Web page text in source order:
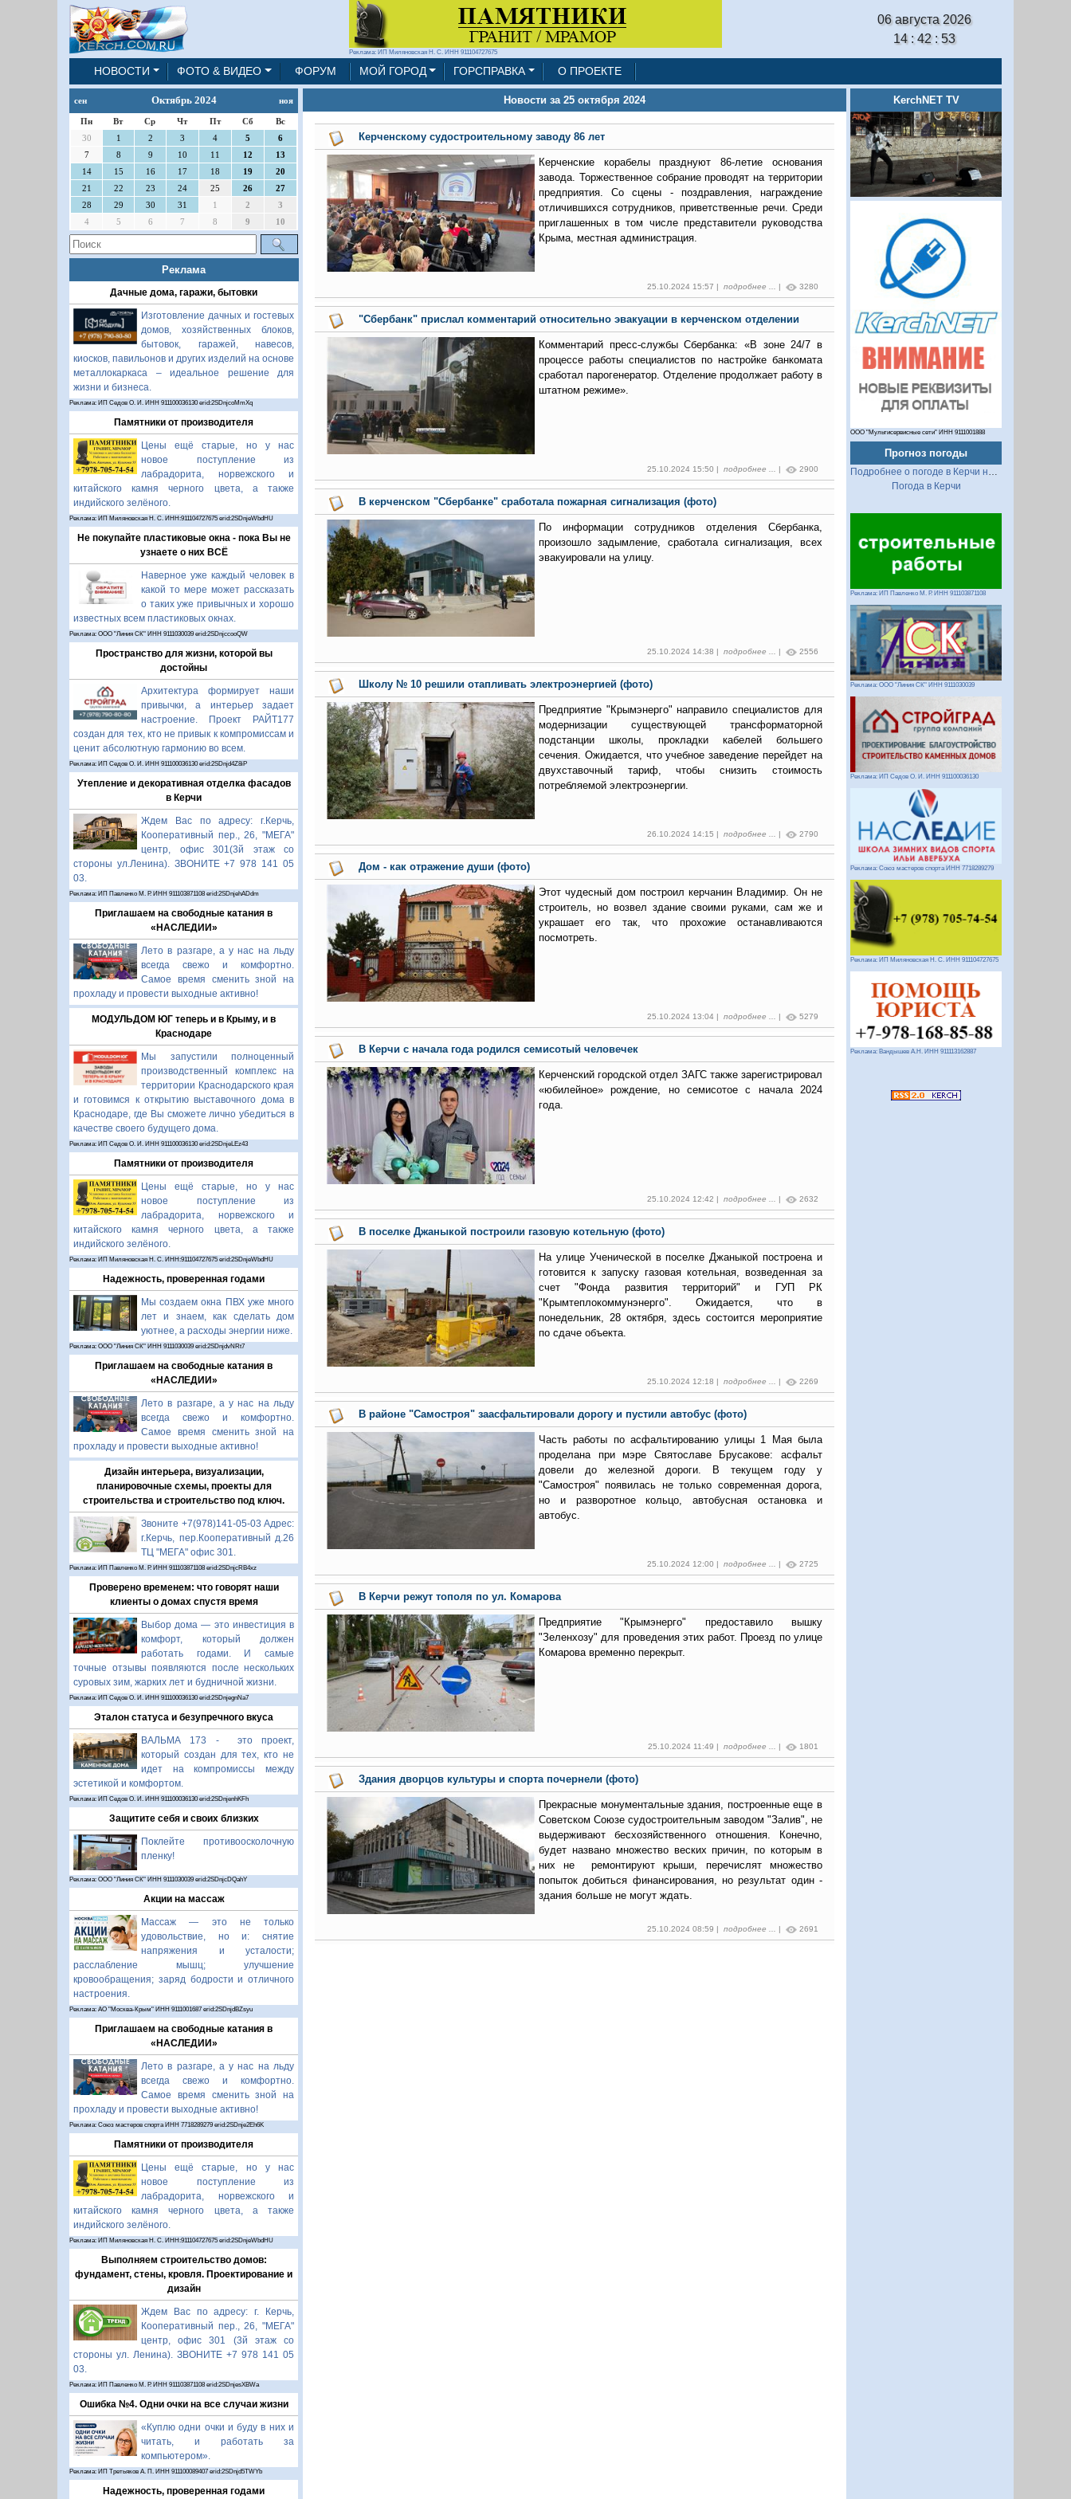
Реклама: ИП Миляновская Н. С. ИНН 911104727675
06 августа 2026
14 : 42 : 54
НОВОСТИ ФОТО & ВИДЕО ФОРУМ МОЙ ГОРОД ГОРСПРАВКА О ПРОЕКТЕ
сен Октябрь 2024 ноя
Пн Вт Ср Чт Пт Сб
Вс
30
1 2 3 4 5
6
7
8 9 10 11 12
13
14
15 16 17 18 19
20
21
22 23 24 25 26
27
28
29 30 31 1 2
3
4
5 6 7 8 9 10
Реклама
Дачные дома, гаражи, бытовки
Изготовление дачных и гостевых
домов, хозяйственных блоков,
бытовок, гаражей, навесов,
киосков, павильонов и других изделий на основе
металлокаркаса – идеальное решение для
жизни и бизнеса.
Реклама: ИП Седов О. И. ИНН 911100036130 erid:2SDnjcoMmXq
Памятники от производителя
Цены ещё старые, но у нас
новое поступление из
лабрадорита, норвежского и
китайского камня черного цвета, а также
индийского зелёного.
Реклама: ИП Миляновская Н. С. ИНН:911104727675 erid:2SDnjeWbdHU
Не покупайте пластиковые окна - пока Вы не
узнаете о них ВСЁ
Наверное уже каждый человек в
какой то мере может рассказать
о таких уже привычных и хорошо
известных всем пластиковых окнах.
Реклама: ООО "Линия СК" ИНН 9111030039 erid:2SDnjccooQW
Пространство для жизни, которой вы
достойны
Архитектура формирует наши
привычки, а интерьер задает
настроение. Проект РАЙТ177
создан для тех, кто не привык к компромиссам и
ценит абсолютную гармонию во всем.
Реклама: ИП Седов О. И. ИНН 911100036130 erid:2SDnjd4Z8iP
Утепление и декоративная отделка фасадов
в Керчи
Ждем Вас по адресу: г.Керчь,
Кооперативный пер., 26, "МЕГА"
центр, офис 301(3й этаж со
стороны ул.Ленина). ЗВОНИТЕ +7 978 141 05
03.
Реклама: ИП Павленко М. Р. ИНН 911103871108 erid:2SDnjehADdm
Приглашаем на свободные катания в
«НАСЛЕДИИ»
Лето в разгаре, а у нас на льду
всегда свежо и комфортно.
Самое время сменить зной на
прохладу и провести выходные активно!
МОДУЛЬДОМ ЮГ теперь и в Крыму, и в
Краснодаре
Мы запустили полноценный
производственный комплекс на
территории Краснодарского края
и готовимся к открытию выставочного дома в
Краснодаре, где Вы сможете лично убедиться в
качестве своего будущего дома.
Реклама: ИП Седов О. И. ИНН 911100036130 erid:2SDnjeLEz43
Памятники от производителя
Цены ещё старые, но у нас
новое поступление из
лабрадорита, норвежского и
китайского камня черного цвета, а также
индийского зелёного.
Реклама: ИП Миляновская Н. С. ИНН:911104727675 erid:2SDnjeWbdHU
Надежность, проверенная годами
Мы создаем окна ПВХ уже много
лет и знаем, как сделать дом
уютнее, а расходы энергии ниже.
Реклама: ООО "Линия СК" ИНН 9111030039 erid:2SDnjdvNRt7
Приглашаем на свободные катания в
«НАСЛЕДИИ»
Лето в разгаре, а у нас на льду
всегда свежо и комфортно.
Самое время сменить зной на
прохладу и провести выходные активно!
Дизайн интерьера, визуализации,
планировочные схемы, проекты для
строительства и строительство под ключ.
Звоните +7(978)141-05-03 Адрес:
г.Керчь, пер.Кооперативный д.26
ТЦ "МЕГА" офис 301.
Реклама: ИП Павленко М. Р. ИНН 911103871108 erid:2SDnjcRB4xz
Проверено временем: что говорят наши
клиенты о домах спустя время
Выбор дома — это инвестиция в
комфорт, который должен
работать годами. И самые
точные отзывы появляются после нескольких
суровых зим, жарких лет и будничной жизни.
Реклама: ИП Седов О. И. ИНН 911100036130 erid:2SDnjegnNa7
Эталон статуса и безупречного вкуса
ВАЛЬМА 173 - это проект,
который создан для тех, кто не
идет на компромиссы между
эстетикой и комфортом.
Реклама: ИП Седов О. И. ИНН 911100036130 erid:2SDnjenhKFh
Защитите себя и своих близких
Поклейте противоосколочную
пленку!
Реклама: ООО "Линия СК" ИНН 9111030039 erid:2SDnjcDQahY
Акции на массаж
Массаж — это не только
удовольствие, но и: снятие
напряжения и усталости;
расслабление мышц; улучшение
кровообращения; заряд бодрости и отличного
настроения.
Реклама: АО "Москва-Крым" ИНН 9111001687 erid:2SDnjdBZsyu
Приглашаем на свободные катания в
«НАСЛЕДИИ»
Лето в разгаре, а у нас на льду
всегда свежо и комфортно.
Самое время сменить зной на
прохладу и провести выходные активно!
Реклама: Союз мастеров спорта ИНН 7718289279 erid:2SDnje2Eh6K
Памятники от производителя
Цены ещё старые, но у нас
новое поступление из
лабрадорита, норвежского и
китайского камня черного цвета, а также
индийского зелёного.
Реклама: ИП Миляновская Н. С. ИНН:911104727675 erid:2SDnjeWbdHU
Выполняем строительство домов:
фундамент, стены, кровля. Проектирование и
дизайн
Ждем Вас по адресу: г. Керчь,
Кооперативный пер., 26, "МЕГА"
центр, офис 301 (3й этаж со
стороны ул. Ленина). ЗВОНИТЕ +7 978 141 05
03.
Реклама: ИП Павленко М. Р. ИНН 911103871108 erid:2SDnjesXBWa
Ошибка №4. Одни очки на все случаи жизни
«Куплю одни очки и буду в них и
читать, и работать за
компьютером».
Реклама: ИП Третьяков А. П. ИНН 911100089407 erid:2SDnjd5TWYb
Надежность, проверенная годами
Новости за 25 октября 2024
Керченскому судостроительному заводу 86 лет
Керченские корабелы празднуют 86-летие основания
завода. Торжественное собрание проводят на территории
предприятия. Со сцены - поздравления, награждение
отличившихся сотрудников, приветственные речи. Среди
приглашенных в том числе представители руководства
Крыма, местная администрация.
25.10.2024 15:57 | подробнее ... | 3280
"Сбербанк" прислал комментарий относительно эвакуации в керченском отделении
Комментарий пресс-службы Сбербанка: «В зоне 24/7 в
процессе работы специалистов по настройке банкомата
сработал парогенератор. Отделение продолжает работу в
штатном режиме».
25.10.2024 15:50 | подробнее ... | 2900
В керченском "Сбербанке" сработала пожарная сигнализация (фото)
По информации сотрудников отделения Сбербанка,
произошло задымление, сработала сигнализация, всех
эвакуировали на улицу.
25.10.2024 14:38 | подробнее ... | 2556
Школу № 10 решили отапливать электроэнергией (фото)
Предприятие "Крымэнерго" направило специалистов для
модернизации существующей трансформаторной
подстанции школы, прокладки кабелей большего
сечения. Ожидается, что учебное заведение перейдет на
двухставочный тариф, чтобы снизить стоимость
потребляемой электроэнергии.
26.10.2024 14:15 | подробнее ... | 2790
Дом - как отражение души (фото)
Этот чудесный дом построил керчанин Владимир. Он не
строитель, но возвел здание своими руками, сам же и
украшает его так, что прохожие останавливаются
посмотреть.
25.10.2024 13:04 | подробнее ... | 5279
В Керчи с начала года родился семисотый человечек
Керченский городской отдел ЗАГС также зарегистрировал
«юбилейное» рождение, но семисотое с начала 2024
года.
25.10.2024 12:42 | подробнее ... | 2632
В поселке Джаныкой построили газовую котельную (фото)
На улице Ученической в поселке Джаныкой построена и
готовится к запуску газовая котельная, возведенная за
счет "Фонда развития территорий" и ГУП РК
"Крымтеплокоммунэнерго". Ожидается, что в
понедельник, 28 октября, здесь состоится мероприятие
по сдаче объекта.
25.10.2024 12:18 | подробнее ... | 2269
В районе "Самостроя" заасфальтировали дорогу и пустили автобус (фото)
Часть работы по асфальтированию улицы 1 Мая была
проделана при мэре Святославе Брусакове: асфальт
довели до железной дороги. В текущем году у
"Самостроя" появилась не только современная дорога,
но и разворотное кольцо, автобусная остановка и
автобус.
25.10.2024 12:00 | подробнее ... 2725
В Керчи режут тополя по ул. Комарова
Предприятие "Крымэнерго" предоставило вышку
"Зеленхозу" для проведения этих работ. Проезд по улице
Комарова временно перекрыт.
25.10.2024 11:49 | подробнее ... 1801
Здания дворцов культуры и спорта почернели (фото)
Прекрасные монументальные здания, построенные еще в
Советском Союзе судостроительным заводом "Залив", не
выдерживают бесхозяйственного отношения. Конечно,
будет названо множество веских причин, по которым в
них не ремонтируют крыши, перечислят множество
попыток добиться финансирования, но результат один -
здания больше не могут ждать.
25.10.2024 08:59 | подробнее ... 2691
KerchNET TV
ООО "Мультисервисные сети" ИНН 9111001888
Прогноз погоды
Подробнее о погоде в Керчи на 2 недели
Погода в Керчи
Реклама: ИП Павленко М. Р. ИНН 911103871108
Реклама: ООО "Линия СК" ИНН 9111030039
Реклама: ИП Седов О. И. ИНН 911100036130
Реклама: Союз мастеров спорта ИНН 7718289279
Реклама: ИП Миляновская Н. С. ИНН 911104727675
Реклама: Вандышев А.Н. ИНН 911113162887